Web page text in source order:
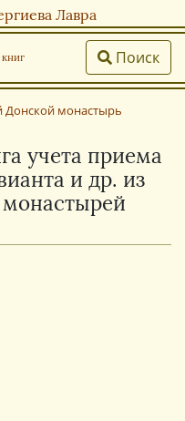
Лавра
Поиск
Донской монастырь
учета приема
и др. из